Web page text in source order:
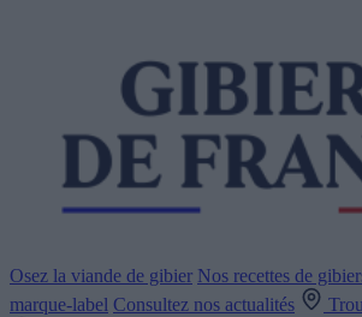
Osez la viande de gibier Nos recettes de
marque-label Consultez nos actualités